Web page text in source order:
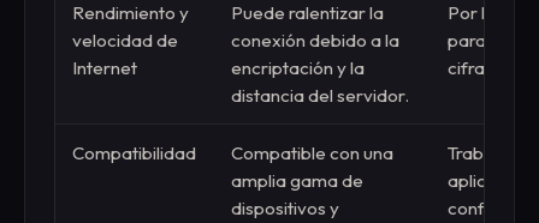
Rendimiento y
velocidad de
Internet
Puede ralentizar la
conexión debido a la
encriptación y la
distancia del servidor.
Por lo
para las
cifrado y
Compatibilidad
Compatible con una
amplia gama de
dispositivos y
Trabaja